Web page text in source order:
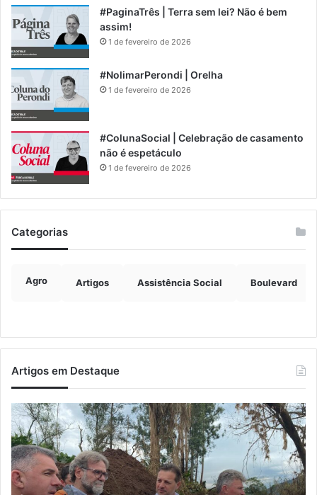
#PaginaTrês | Terra sem lei? Não é bem
assim!
1 de fevereiro de 2026
#NolimarPerondi | Orelha
1 de fevereiro de 2026
#ColunaSocial | Celebração de casamento
não é espetáculo
1 de fevereiro de 2026
Categorias
Agro Artigos Assistência Social Boulevard
Artigos em Destaque
Prefeitos
recebem
secretário
nacional
da
Defesa
a